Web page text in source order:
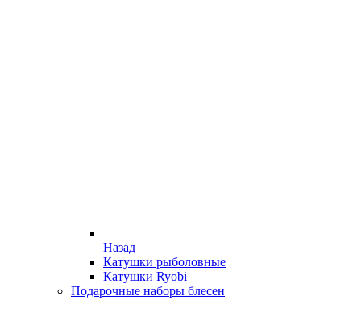
Назад
Катушки рыболовные
Катушки Ryobi
Подарочные наборы блесен